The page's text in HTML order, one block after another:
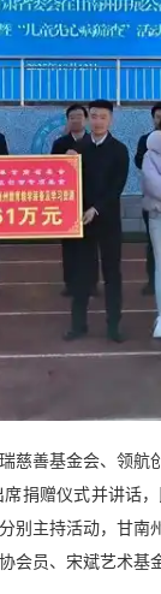
慈善基金会、领
捐赠仪式并讲话
别主持活动，甘
会员、宋斌艺术基